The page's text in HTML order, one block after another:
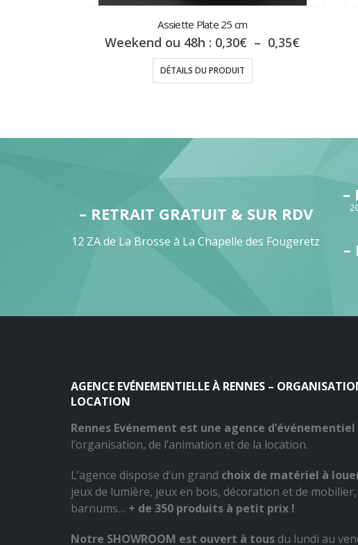
Assiette Plate 25 cm
Weekend ou 48h : 0,30€ – 0,35€Plage
DÉTAILS DU PRODUIT
– RETRAIT GRATUIT & SUR RDV
12 ZA de La Brosse à La Chapelle des Fougeretz
–
–
AGENCE EVÉNEMENTIELLE À RENNES –
LOCATION
Rennes Evénement est une agence d’événementiel
l’organisation, de l’animation et de la location.
L’agence dispose d’un grand choix de matériel à
jeux de lumière, jeux en bois, décoration et de
barnums… + de 350 produits à petit prix !
Notre SHOWROOM est ouvert à tous du lundi au